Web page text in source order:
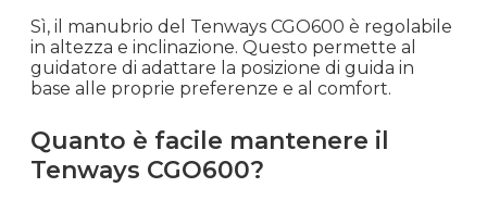
Sì, il manubrio del Tenways CGO600 è regolabile
in altezza e inclinazione. Questo permette al
guidatore di adattare la posizione di guida in
base alle proprie preferenze e al comfort.
Quanto è facile mantenere il
Tenways CGO600?